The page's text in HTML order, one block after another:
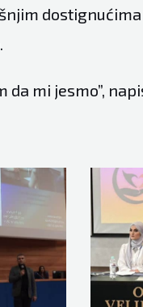
mi jesmo”,